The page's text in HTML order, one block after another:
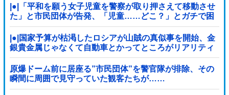
|●|「平和を願う女子児童を警察が取り押さえて移動させ
た」と市民団体が告発、「児童……どこ？」とガチで困
惑する人が続出
|●|国家予算が枯渇したロシアが山賊の真似事を開始、金
銀貴金属じゃなくて自動車とかってところがリアリティ
ありすぎる……
原爆ドーム前に居座る”市民団体”を警官隊が排除、その
瞬間に周囲で見守っていた観客たちが……